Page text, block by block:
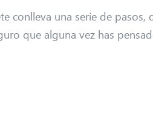
conlleva una serie de
que alguna vez has